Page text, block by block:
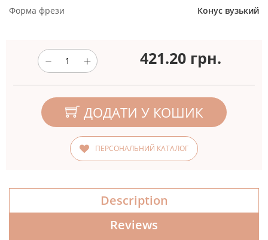
Форма фрези
Конус вузький
421.20 грн.
ДОДАТИ У КОШИК
ПЕРСОНАЛЬНИЙ КАТАЛОГ
Description
Reviews